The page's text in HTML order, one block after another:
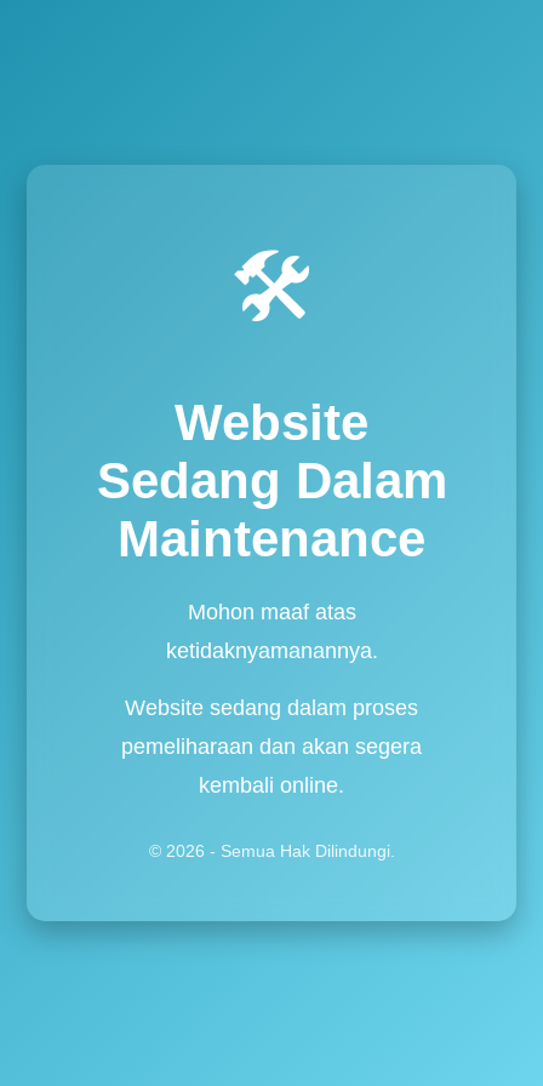
🛠️
Website
Sedang Dalam
Maintenance
Mohon maaf atas
ketidaknyamanannya.
Website sedang dalam proses
pemeliharaan dan akan segera
kembali online.
© 2026 - Semua Hak Dilindungi.